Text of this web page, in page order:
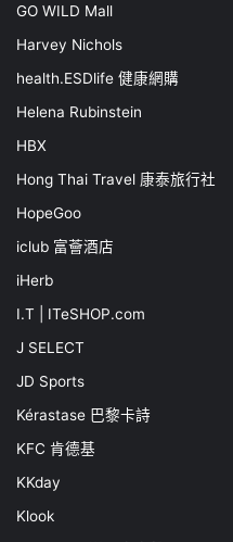
GO WILD Mall
Harvey Nichols
health.ESDlife 健康網購
Helena Rubinstein
HBX
Hong Thai Travel 康泰旅行社
HopeGoo
iclub 富薈酒店
iHerb
I.T | ITeSHOP.com
J SELECT
JD Sports
Kérastase 巴黎卡詩
KFC 肯德基
KKday
Klook